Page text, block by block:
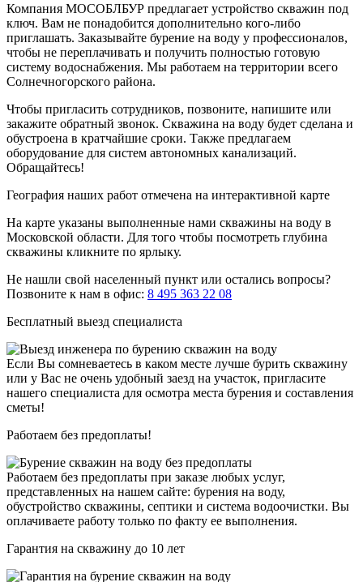
Компания МОСОБЛБУР предлагает устройство скважин под
ключ. Вам не понадобится дополнительно кого-либо
приглашать. Заказывайте бурение на воду у профессионалов,
чтобы не переплачивать и получить полностью готовую
систему водоснабжения. Мы работаем на территории всего
Солнечногорского района.
Чтобы пригласить сотрудников, позвоните, напишите или
закажите обратный звонок. Скважина на воду будет сделана и
обустроена в кратчайшие сроки. Также предлагаем
оборудование для систем автономных канализаций.
Обращайтесь!
География наших работ отмечена на интерактивной карте
На карте указаны выполненные нами скважины на воду в
Московской области. Для того чтобы посмотреть глубина
скважины кликните по ярлыку.
Не нашли свой населенный пункт или остались вопросы?
Позвоните к нам в офис: 8 495 363 22 08
Бесплатный выезд специалиста
Если Вы сомневаетесь в каком месте лучше бурить скважину
или у Вас не очень удобный заезд на участок, пригласите
нашего специалиста для осмотра места бурения и составления
сметы!
Работаем без предоплаты!
Работаем без предоплаты при заказе любых услуг,
представленных на нашем сайте: бурения на воду,
обустройство скважины, септики и система водоочистки. Вы
оплачиваете работу только по факту ее выполнения.
Гарантия на скважину до 10 лет